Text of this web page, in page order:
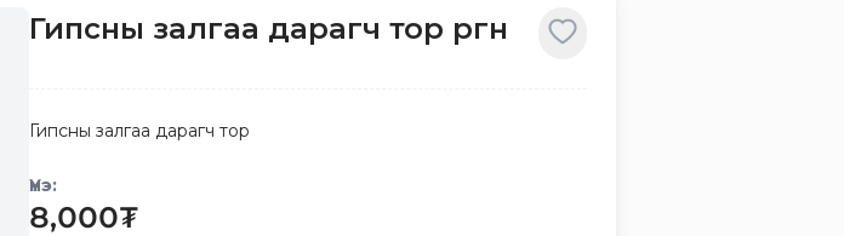
Гипсны залгаа дарагч тор өргөн
Гипсны залгаа дарагч тор
Үнэ:
8,000₮